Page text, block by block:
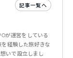
記事一覧へ
が運営をしている
を経験した旅好きな
いで設立しまし